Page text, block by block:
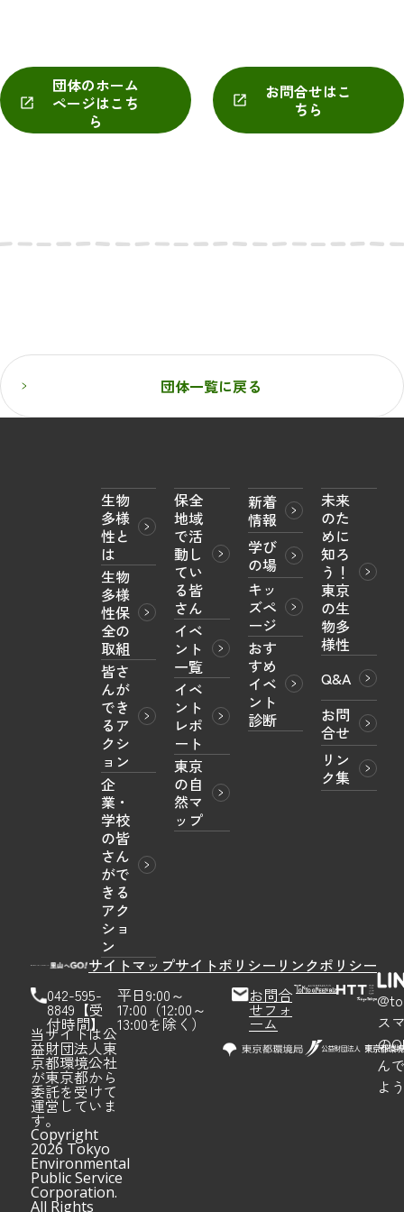
団体のホーム
ページはこち
ら
お問合せはこ
ちら
団体一覧に戻る
生物
多様
性と
は
生物
多様
性保
全の
取組
皆さ
んが
でき
るア
クシ
ョン
企
業・
学校
の皆
さん
がで
きる
アク
ショ
ン
保全
地域
で活
動し
てい
る皆
さん
イベ
ント
一覧
イベ
ント
レポ
ート
東京
の自
然マ
ップ
新着
情報
学び
の場
キッ
ズペ
ージ
おす
すめ
イベ
ント
診断
未来
のた
めに
知ろ
う！
東京
の生
物多
様性
Q&A
お問
合せ
リン
ク集
サイトマップサイトポリシー リンクポリシー
042-595-
8849【受
付時間】
平日9:00～
17:00（12:00～
13:00を除く）
お問合
せフォ
ーム
当サイトは公
益財団法人東
京都環境公社
が東京都から
委託を受けて
運営していま
す。
Copyright
2026 Tokyo
Environmental
Public Service
Corporation.
All Rights
ス
の
ん
よ